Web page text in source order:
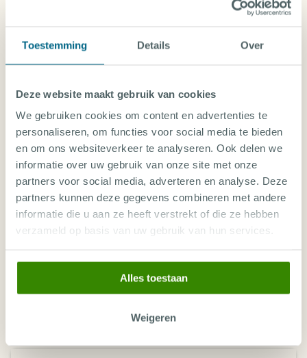
Toestemming Details Over
Deze website maakt gebruik van cookies
We gebruiken cookies om content en advertenties te
personaliseren, om functies voor social media te bieden
en om ons websiteverkeer te analyseren. Ook delen we
informatie over uw gebruik van onze site met onze
partners voor social media, adverteren en analyse. Deze
partners kunnen deze gegevens combineren met andere
informatie die u aan ze heeft verstrekt of die ze hebben
verzameld op basis van uw gebruik van hun services.
Alles toestaan
Weigeren
AQUATIKI II
Frans Polynesië, Liveaboards in Frans-Polynesië
TUAMOTU NORD
cruise only p.p. 5.310
cruise + vlucht p.p. n.n.b.
vrij
8 nachten
AQUATIKI II
Frans Polynesië, Liveaboards in Frans-Polynesië
cruise only p.p. 4.720